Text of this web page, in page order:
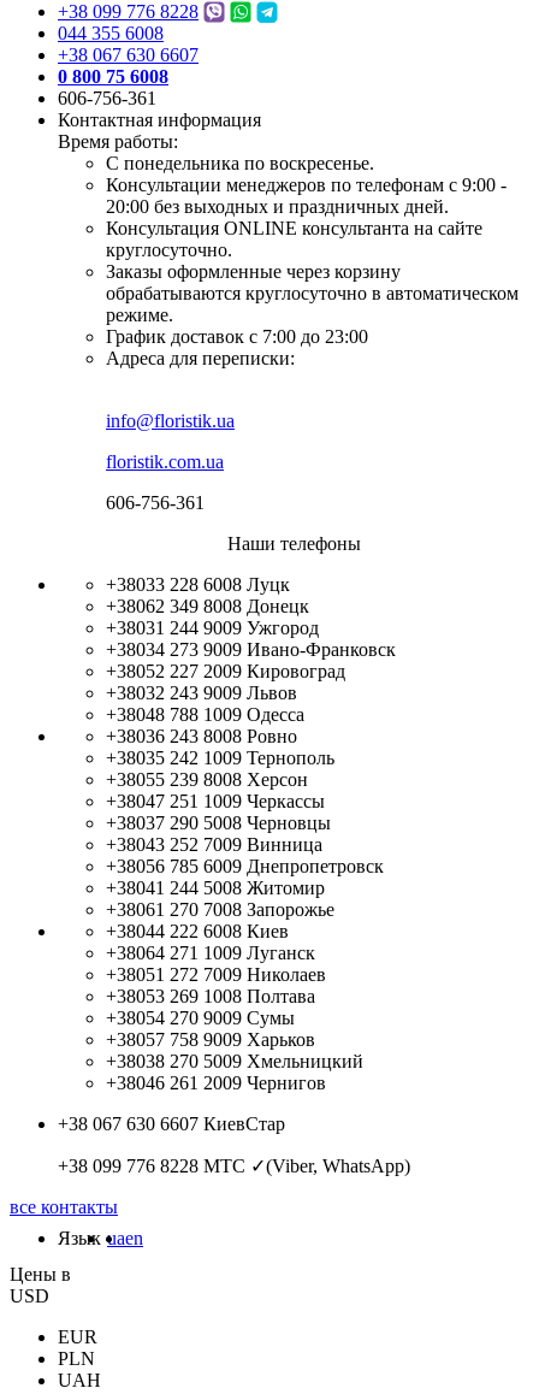
+38 099 776 8228
044 355 6008
+38 067 630 6607
0 800 75 6008
606-756-361
Контактная информация
Время работы:
С понедельника по воскресенье.
Консультации менеджеров по телефонам с 9:00 -
20:00 без выходных и праздничных дней.
Консультация ONLINE консультанта на сайте
круглосуточно.
Заказы оформленные через корзину
обрабатываются круглосуточно в автоматическом
режиме.
График доставок с 7:00 до 23:00
Адреса для переписки:
info@floristik.ua
floristik.com.ua
606-756-361
Наши телефоны
+38033 228 6008 Луцк
+38062 349 8008 Донецк
+38031 244 9009 Ужгород
+38034 273 9009 Ивано-Франковск
+38052 227 2009 Кировоград
+38032 243 9009 Львов
+38048 788 1009 Одесса
+38036 243 8008 Ровно
+38035 242 1009 Тернополь
+38055 239 8008 Херсон
+38047 251 1009 Черкассы
+38037 290 5008 Черновцы
+38043 252 7009 Винница
+38056 785 6009 Днепропетровск
+38041 244 5008 Житомир
+38061 270 7008 Запорожье
+38044 222 6008 Киев
+38064 271 1009 Луганск
+38051 272 7009 Николаев
+38053 269 1008 Полтава
+38054 270 9009 Сумы
+38057 758 9009 Харьков
+38038 270 5009 Хмельницкий
+38046 261 2009 Чернигов
+38 067 630 6607 КиевСтар
+38 099 776 8228 МТС ✓(Viber, WhatsApp)
все контакты
Язык uaen
Цены в
USD
EUR
PLN
UAH